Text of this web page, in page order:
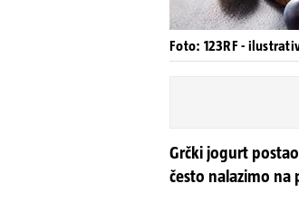
Foto: 123RF -
Grčki jogurt
često nalazimo